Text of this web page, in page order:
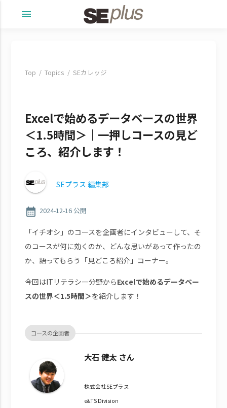
menu
Top Topics SEカレッジ
Excelで始めるデータベースの世界
＜1.5時間＞｜一押しコースの見ど
ころ、紹介します！
SEプラス 編集部
calendar_month 2024-12-16 公開
「イチオシ」のコースを企画者にインタビューして、そ
のコースが何に効くのか、どんな思いがあって作ったの
か、語ってもらう「見どころ紹介」コーナー。
今回はITリテラシー分野からExcelで始めるデータベー
スの世界＜1.5時間＞を紹介します！
コースの企画者
大石 健太 さん
株式会社SEプラス
e&TS Division